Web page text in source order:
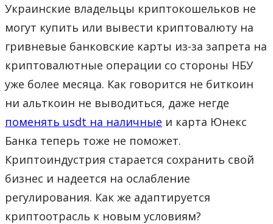
Украинские владельцы криптокошельков не
могут купить или вывести криптовалюту на
гривневые банковские карты из-за запрета на
криптовалютные операции со стороны НБУ
уже более месяца. Как говорится не биткоин
ни альткоин не выводиться, даже негде
поменять usdt на наличные и карта Юнекс
Банка теперь тоже не поможет.
Криптоиндустрия старается сохранить свой
бизнес и надеется на ослабление
регулирования. Как же адаптируется
криптоотрасль к новым условиям?